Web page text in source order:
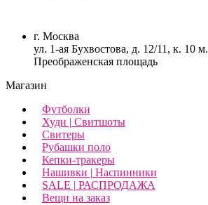
г. Москва
ул. 1-ая Бухвостова, д. 12/11, к. 10 м.
Преображенская площадь
Магазин
Футболки
Худи | Свитшоты
Свитеры
Рубашки поло
Кепки-тракеры
Нашивки | Наспинники
SALE | РАСПРОДАЖА
Вещи на заказ